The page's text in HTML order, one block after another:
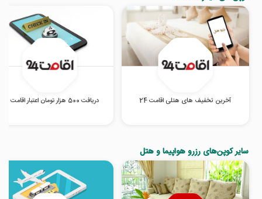
آخرین تخفیف های هتلی اقامت 24 دریافت 500 هزار تومان اعتبار اقامت 24
سایر کوپن‌های رزرو هواپیما و هتل